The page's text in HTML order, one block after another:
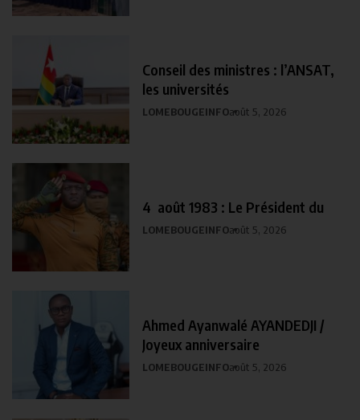
Conseil des ministres : l’ANSAT,
les universités
LOMEBOUGEINFOaoût 5, 2026
4 août 1983 : Le Président du
LOMEBOUGEINFOaoût 5, 2026
Ahmed Ayanwalé AYANDEDJI /
Joyeux anniversaire
LOMEBOUGEINFOaoût 5, 2026